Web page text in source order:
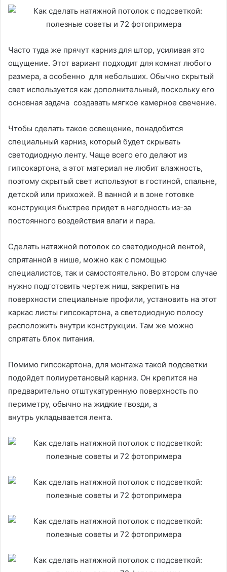
Часто туда же прячут карниз для штор, усиливая это
ощущение. Этот вариант подходит для комнат любого
размера, а особенно для небольших. Обычно скрытый
свет используется как дополнительный, поскольку его
основная задача создавать мягкое камерное свечение.
Чтобы сделать такое освещение, понадобится
специальный карниз, который будет скрывать
светодиодную ленту. Чаще всего его делают из
гипсокартона, а этот материал не любит влажность,
поэтому скрытый свет используют в гостиной, спальне,
детской или прихожей. В ванной и в зоне готовке
конструкция быстрее придет в негодность из-за
постоянного воздействия влаги и пара.
Сделать натяжной потолок со светодиодной лентой,
спрятанной в нише, можно как с помощью
специалистов, так и самостоятельно. Во втором случае
нужно подготовить чертеж ниш, закрепить на
поверхности специальные профили, установить на этот
каркас листы гипсокартона, а светодиодную полосу
расположить внутри конструкции. Там же можно
спрятать блок питания.
Помимо гипсокартона, для монтажа такой подсветки
подойдет полиуретановый карниз. Он крепится на
предварительно отштукатуренную поверхность по
периметру, обычно на жидкие гвозди, а
внутрь укладывается лента.